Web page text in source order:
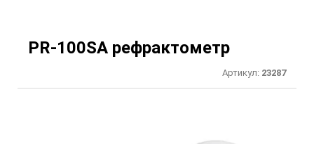
PR-100SA рефрактометр
Артикул: 23287